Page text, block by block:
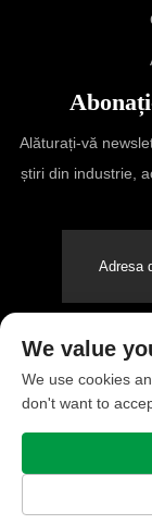
Alăturați-vă
știri din industrie,
Toate drepturile
Pagina
We value
We use cookies
don't want to